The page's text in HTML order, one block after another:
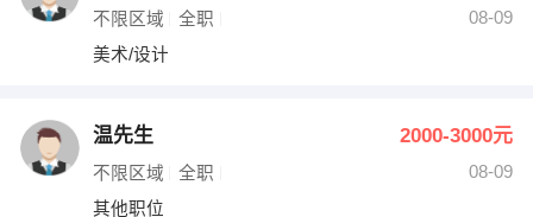
不限区域 全职
08-09
美术/设计
温先生 2000-3000元
不限区域 全职
08-09
其他职位